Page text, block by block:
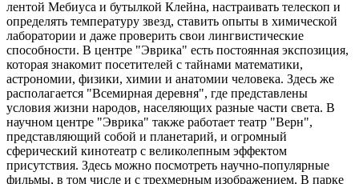
лентой Мебиуса и бутылкой Клейна, настраивать телескоп и
определять температуру звезд, ставить опыты в химической
лаборатории и даже проверить свои лингвистические
способности. В центре "Эврика" есть постоянная экспозиция,
которая знакомит посетителей с тайнами математики,
астрономии, физики, химии и анатомии человека. Здесь же
располагается "Всемирная деревня", где представлены
условия жизни народов, населяющих разные части света. В
научном центре "Эврика" также работает театр "Верн",
представляющий собой и планетарий, и огромный
сферический кинотеатр с великолепным эффектом
присутствия. Здесь можно посмотреть научно-популярные
фильмы, в том числе и с трехмерным изображением. В парке